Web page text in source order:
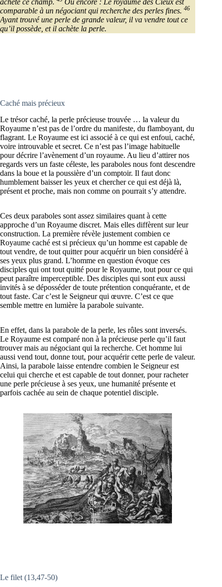
achète ce champ.
Ou encore : Le royaume des Cieux est
comparable à un négociant qui recherche des perles fines. 46
Ayant trouvé une perle de grande valeur, il va vendre tout ce
qu’il possède, et il achète la perle.
Caché mais précieux
Le trésor caché, la perle précieuse trouvée … la valeur du
Royaume n’est pas de l’ordre du manifeste, du flamboyant, du
flagrant. Le Royaume est ici associé à ce qui est enfoui, caché,
voire introuvable et secret. Ce n’est pas l’image habituelle
pour décrire l’avènement d’un royaume. Au lieu d’attirer nos
regards vers un faste céleste, les paraboles nous font descendre
dans la boue et la poussière d’un comptoir. Il faut donc
humblement baisser les yeux et chercher ce qui est déjà là,
présent et proche, mais non comme on pourrait s’y attendre.
Ces deux paraboles sont assez similaires quant à cette
approche d’un Royaume discret. Mais elles diffèrent sur leur
construction. La première révèle justement combien ce
Royaume caché est si précieux qu’un homme est capable de
tout vendre, de tout quitter pour acquérir un bien considéré à
ses yeux plus grand. L’homme en question évoque ces
disciples qui ont tout quitté pour le Royaume, tout pour ce qui
peut paraître imperceptible. Des disciples qui sont eux aussi
invités à se déposséder de toute prétention conquérante, et de
tout faste. Car c’est le Seigneur qui œuvre. C’est ce que
semble mettre en lumière la parabole suivante.
En effet, dans la parabole de la perle, les rôles sont inversés.
Le Royaume est comparé non à la précieuse perle qu’il faut
trouver mais au négociant qui la recherche. Cet homme lui
aussi vend tout, donne tout, pour acquérir cette perle de valeur.
Ainsi, la parabole laisse entendre combien le Seigneur est
celui qui cherche et est capable de tout donner, pour racheter
une perle précieuse à ses yeux, une humanité présente et
parfois cachée au sein de chaque potentiel disciple.
Le filet (13,47-50)